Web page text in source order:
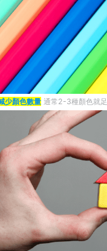
少顏色數量 通常2-3種顏色就